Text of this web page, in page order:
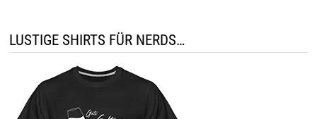
LUSTIGE SHIRTS FÜR NERDS…